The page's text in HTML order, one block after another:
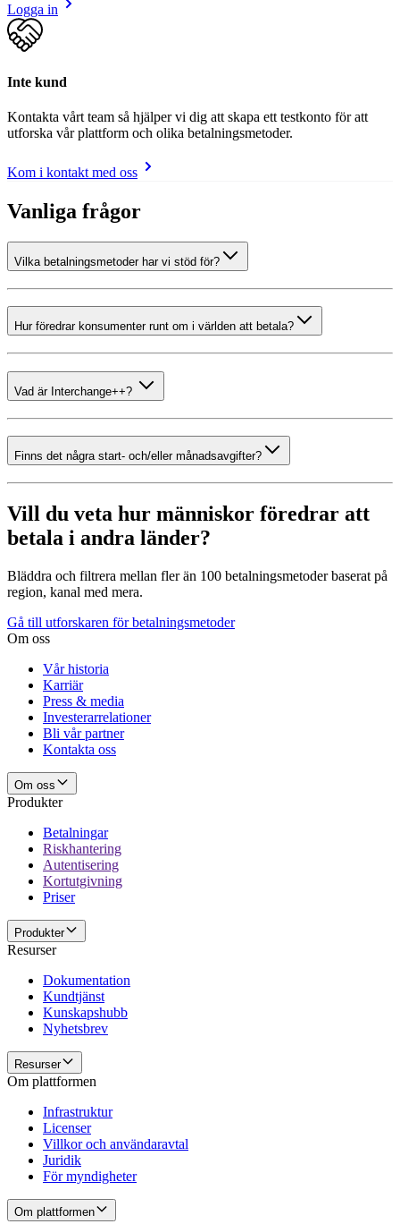
Logga in
Inte kund
Kontakta vårt team så hjälper vi dig att skapa ett testkonto för att
utforska vår plattform och olika betalningsmetoder.
Kom i kontakt med oss
Vanliga frågor
Vilka betalningsmetoder har vi stöd för?
Hur föredrar konsumenter runt om i världen att betala?
Vad är Interchange++?
Finns det några start- och/eller månadsavgifter?
Vill du veta hur människor föredrar att
betala i andra länder?
Bläddra och filtrera mellan fler än 100 betalningsmetoder baserat på
region, kanal med mera.
Gå till utforskaren för betalningsmetoder
Om oss
Vår historia
Karriär
Press & media
Investerarrelationer
Bli vår partner
Kontakta oss
Om oss
Produkter
Betalningar
Riskhantering
Autentisering
Kortutgivning
Priser
Produkter
Resurser
Dokumentation
Kundtjänst
Kunskapshubb
Nyhetsbrev
Resurser
Om plattformen
Infrastruktur
Licenser
Villkor och användaravtal
Juridik
För myndigheter
Om plattformen